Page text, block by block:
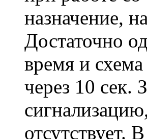
назначение,
Достаточно
время и
через 10 сек.
отсутствует.